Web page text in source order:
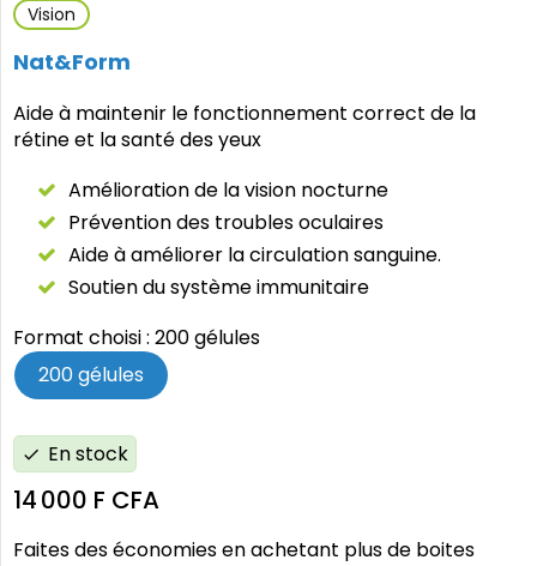
Vision
Nat&Form
Aide à maintenir le fonctionnement correct de la
rétine et la santé des yeux
Amélioration de la vision nocturne
Prévention des troubles oculaires
Aide à améliorer la circulation sanguine.
Soutien du système immunitaire
Format choisi : 200 gélules
200 gélules
check En stock
14 000 F CFA
Faites des économies en achetant plus de boites